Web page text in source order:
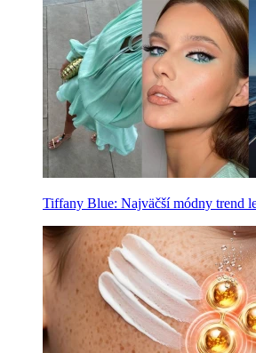
Tiffany Blue: Najväčší módny trend